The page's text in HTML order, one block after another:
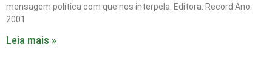
mensagem política com que nos interpela. Editora: Record Ano:
2001
Leia mais »